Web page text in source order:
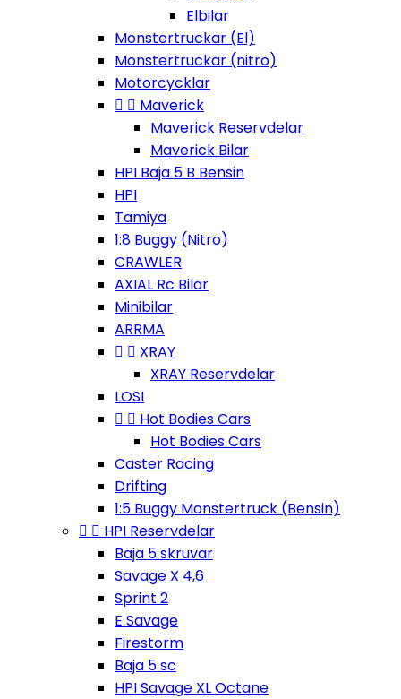
Elbilar
Monstertruckar (El)
Monstertruckar (nitro)
Motorcycklar
  Maverick
Maverick Reservdelar
Maverick Bilar
HPI Baja 5 B Bensin
HPI
Tamiya
1:8 Buggy (Nitro)
CRAWLER
AXIAL Rc Bilar
Minibilar
ARRMA
  XRAY
XRAY Reservdelar
LOSI
  Hot Bodies Cars
Hot Bodies Cars
Caster Racing
Drifting
1:5 Buggy Monstertruck (Bensin)
  HPI Reservdelar
Baja 5 skruvar
Savage X 4,6
Sprint 2
E Savage
Firestorm
Baja 5 sc
HPI Savage XL Octane